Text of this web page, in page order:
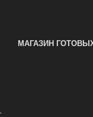
МАГАЗИН
.